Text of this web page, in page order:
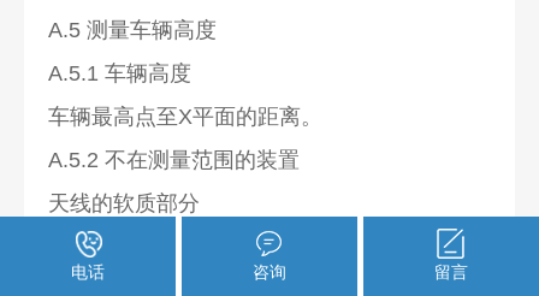
电话 咨询 留言
A.5 测量车辆高度
A.5.1 车辆高度
车辆最高点至X平面的距离。
A.5.2 不在测量范围的装置
天线的软质部分
附录B